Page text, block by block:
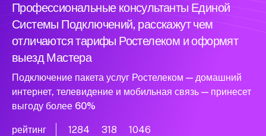
Профессиональные консультанты Единой
Системы Подключений, расскажут чем
отличаются тарифы Ростелеком и оформят
выезд Мастера
Подключение пакета услуг Ростелеком — домашний
интернет, телевидение и мобильная связь — принесет
выгоду более 60%
рейтинг 1284 318 1046